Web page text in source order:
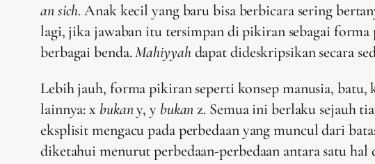
an sich. Anak kecil yang baru bisa berbicara sering
lagi, jika jawaban itu tersimpan di pikiran sebagai
berbagai benda.Mahiyyahdapat dideskripsikan secara
Lebih jauh, forma pikiran seperti konsep manusia, batu,
lainnya: x bukany, y bukan z. Semua ini berlaku sejauh
eksplisit mengacu pada perbedaan yang muncul dari
diketahui menurut perbedaan-perbedaan antara satu hal